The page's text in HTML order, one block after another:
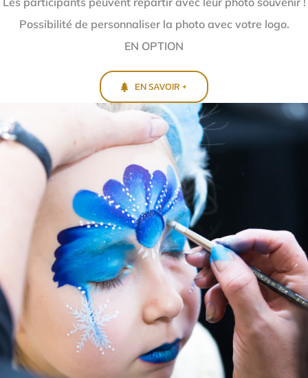
Possibilité de personnaliser la photo avec votre logo.
EN OPTION
EN SAVOIR +